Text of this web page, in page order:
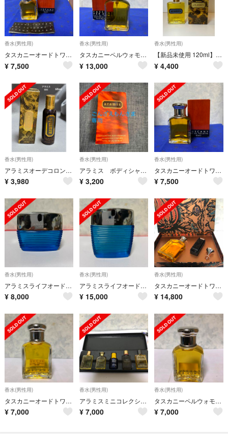
香水(男性用)
タスカニーオードトワレ50ml未使用
¥ 7,500
香水(男性用)
タスカニーペルウォモオードトワレ 100ml未使用スプレー
¥ 13,000
香水(男性用)
【新品未使用 120ml】aramis アラミス オーデコロン
¥ 4,400
香水(男性用)
アラミスオーデコロン60ml
¥ 3,980
香水(男性用)
アラミス ボディシャンプー
¥ 3,200
香水(男性用)
タスカニーオードトワレ50ml未使用BOX付き
¥ 7,500
香水(男性用)
アラミスライフオードトワレ50ml未使用
¥ 8,000
香水(男性用)
アラミスライフオードトワレ 100ml未使用
¥ 15,000
香水(男性用)
タスカニーオードトワレ 100mlアトマイザーセット未使用
¥ 14,800
香水(男性用)
タスカニーオードトワレ50ml未使用
¥ 7,000
香水(男性用)
アラミスミニコレクションセット未使用
¥ 7,000
香水(男性用)
タスカニーペルウォモオードトワレ50ml未使用
¥ 7,000